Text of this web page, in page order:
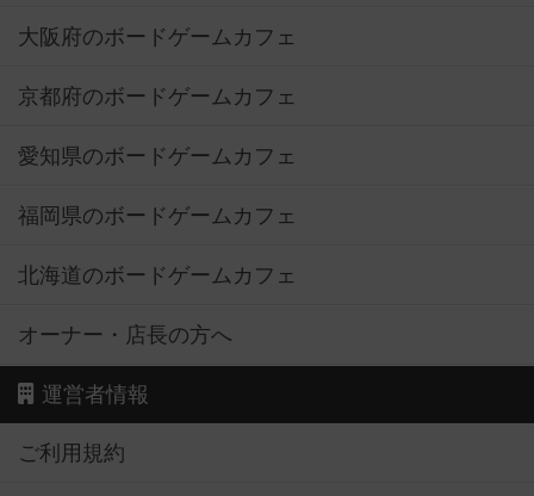
大阪府のボードゲームカフェ
京都府のボードゲームカフェ
愛知県のボードゲームカフェ
福岡県のボードゲームカフェ
北海道のボードゲームカフェ
オーナー・店長の方へ
運営者情報
ご利用規約